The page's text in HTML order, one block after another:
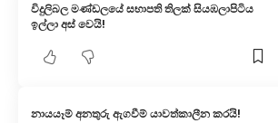
විදුලිබල මණ්ඩලයේ සභාපති තිලක් සියඹලාපිටිය
ඉල්ලා අස් වෙයි!
නායයෑම් අනතුරු ඇගවීම් යාවත්කාලීන කරයි!